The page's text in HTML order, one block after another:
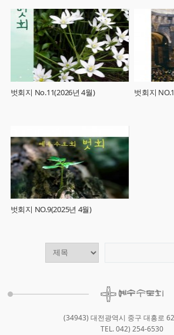
벗회지 No.11(2026년 4월) 벗회지
벗회지 NO.9(2025년 4월)
(34943) 대전광역시 중구 대흥로
TEL. 042) 254-6530